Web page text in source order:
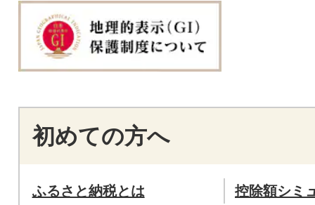
初めての方へ
ふるさと納税とは 控除額シミ